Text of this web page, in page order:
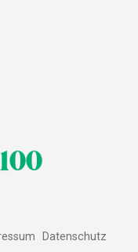
Datenschutz